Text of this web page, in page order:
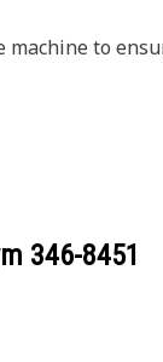
to
346-8451